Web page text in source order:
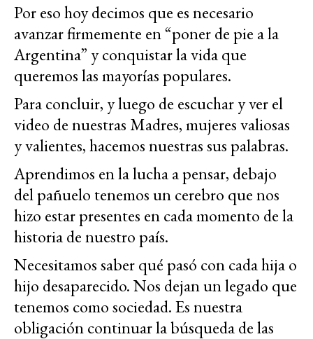
Por eso hoy decimos que es necesario
avanzar firmemente en “poner de pie a la
Argentina” y conquistar la vida que
queremos las mayorías populares.
Para concluir, y luego de escuchar y ver el
video de nuestras Madres, mujeres valiosas
y valientes, hacemos nuestras sus palabras.
Aprendimos en la lucha a pensar, debajo
del pañuelo tenemos un cerebro que nos
hizo estar presentes en cada momento de la
historia de nuestro país.
Necesitamos saber qué pasó con cada hija o
hijo desaparecido. Nos dejan un legado que
tenemos como sociedad. Es nuestra
obligación continuar la búsqueda de las